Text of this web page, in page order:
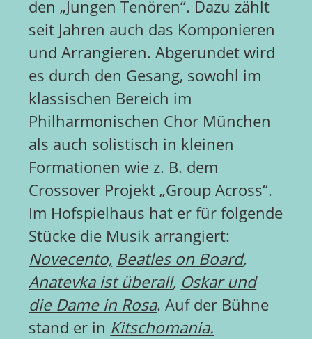
den „Jungen Tenören“. Dazu zählt
seit Jahren auch das Komponieren
und Arrangieren. Abgerundet wird
es durch den Gesang, sowohl im
klassischen Bereich im
Philharmonischen Chor München
als auch solistisch in kleinen
Formationen wie z. B. dem
Crossover Projekt „Group Across“.
Im Hofspielhaus hat er für folgende
Stücke die Musik arrangiert:
Novecento, Beatles on Board,
Anatevka ist überall, Oskar und
die Dame in Rosa. Auf der Bühne
stand er in Kitschomania.